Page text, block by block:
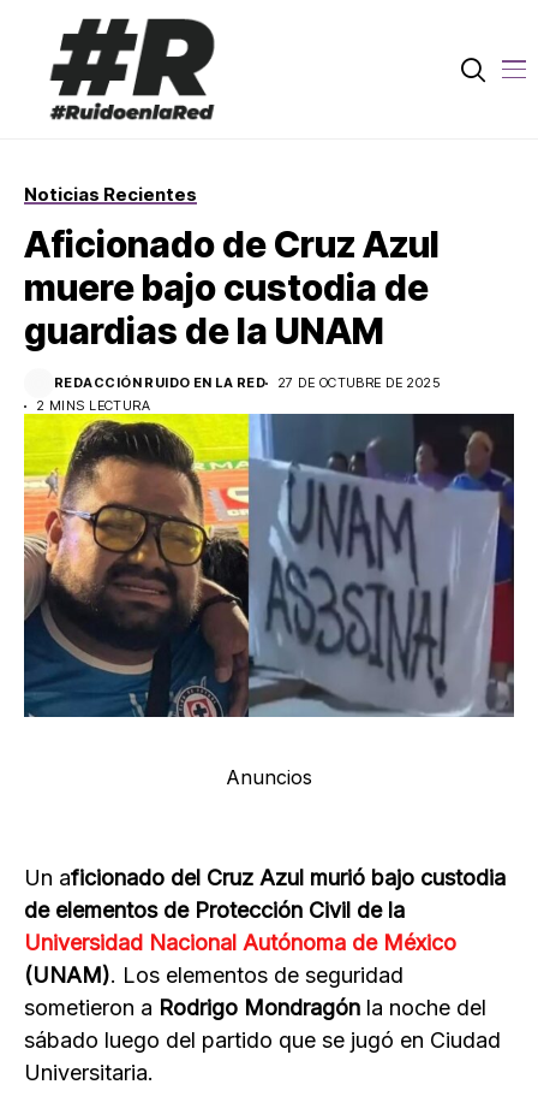
Noticias Recientes
Aficionado de Cruz Azul
muere bajo custodia de
guardias de la UNAM
REDACCIÓN RUIDO EN LA RED
27 DE OCTUBRE DE 2025
2 MINS LECTURA
Anuncios
Un aficionado del Cruz Azul murió bajo custodia
de elementos de Protección Civil de la
Universidad Nacional Autónoma de México
(UNAM). Los elementos de seguridad
sometieron a Rodrigo Mondragón la noche del
sábado luego del partido que se jugó en Ciudad
Universitaria.